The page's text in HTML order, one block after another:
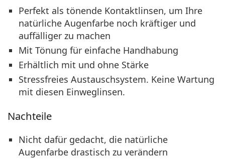
Perfekt als tönende Kontaktlinsen, um Ihre
natürliche Augenfarbe noch kräftiger und
auffälliger zu machen
Mit Tönung für einfache Handhabung
Erhältlich mit und ohne Stärke
Stressfreies Austauschsystem. Keine Wartung
mit diesen Einweglinsen.
Nachteile
Nicht dafür gedacht, die natürliche
Augenfarbe drastisch zu verändern